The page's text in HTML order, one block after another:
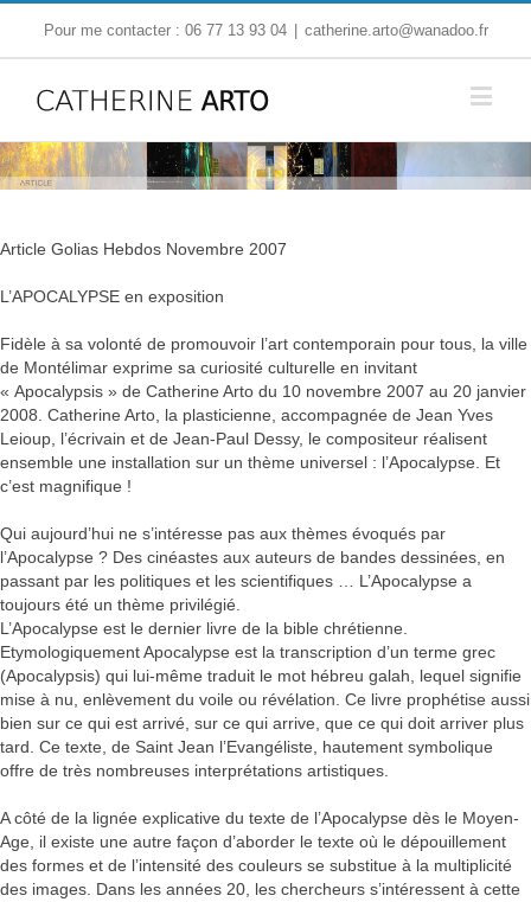
Pour me contacter : 06 77 13 93 04 catherine.arto@wanadoo.fr
Article Golias Hebdos Novembre 2007
L’APOCALYPSE en exposition
Fidèle à sa volonté de promouvoir l’art contemporain pour tous, la ville
de Montélimar exprime sa curiosité culturelle en invitant
« Apocalypsis » de Catherine Arto du 10 novembre 2007 au 20 janvier
2008. Catherine Arto, la plasticienne, accompagnée de Jean Yves
Leioup, l’écrivain et de Jean-Paul Dessy, le compositeur réalisent
ensemble une installation sur un thème universel : l’Apocalypse. Et
c’est magnifique !
Qui aujourd’hui ne s’intéresse pas aux thèmes évoqués par
l’Apocalypse ? Des cinéastes aux auteurs de bandes dessinées, en
passant par les politiques et les scientifiques … L’Apocalypse a
toujours été un thème privilégié.
L’Apocalypse est le dernier livre de la bible chrétienne.
Etymologiquement Apocalypse est la transcription d’un terme grec
(Apocalypsis) qui lui-même traduit le mot hébreu galah, lequel signifie
mise à nu, enlèvement du voile ou révélation. Ce livre prophétise aussi
bien sur ce qui est arrivé, sur ce qui arrive, que ce qui doit arriver plus
tard. Ce texte, de Saint Jean l’Evangéliste, hautement symbolique
offre de très nombreuses interprétations artistiques.
A côté de la lignée explicative du texte de l’Apocalypse dès le Moyen-
Age, il existe une autre façon d’aborder le texte où le dépouillement
des formes et de l’intensité des couleurs se substitue à la multiplicité
des images. Dans les années 20, les chercheurs s’intéressent à cette